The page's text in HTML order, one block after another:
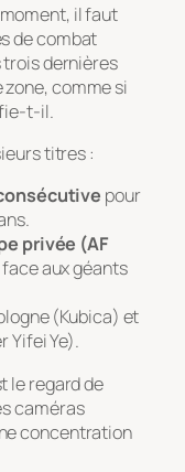
il faut
de combat
trois dernières
zone, comme si
t-il.
titres :
pour
privée (AF
face aux géants
(Kubica) et
Yifei Ye).
le regard de
caméras
concentration